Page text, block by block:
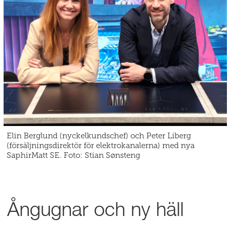
Elin Berglund (nyckelkundschef) och Peter Liberg
(försäljningsdirektör för elektrokanalerna) med nya
SaphirMatt SE. Foto: Stian Sønsteng
Ångugnar och ny häll